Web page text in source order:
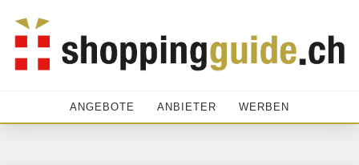
ANGEBOTE ANBIETER WERBEN